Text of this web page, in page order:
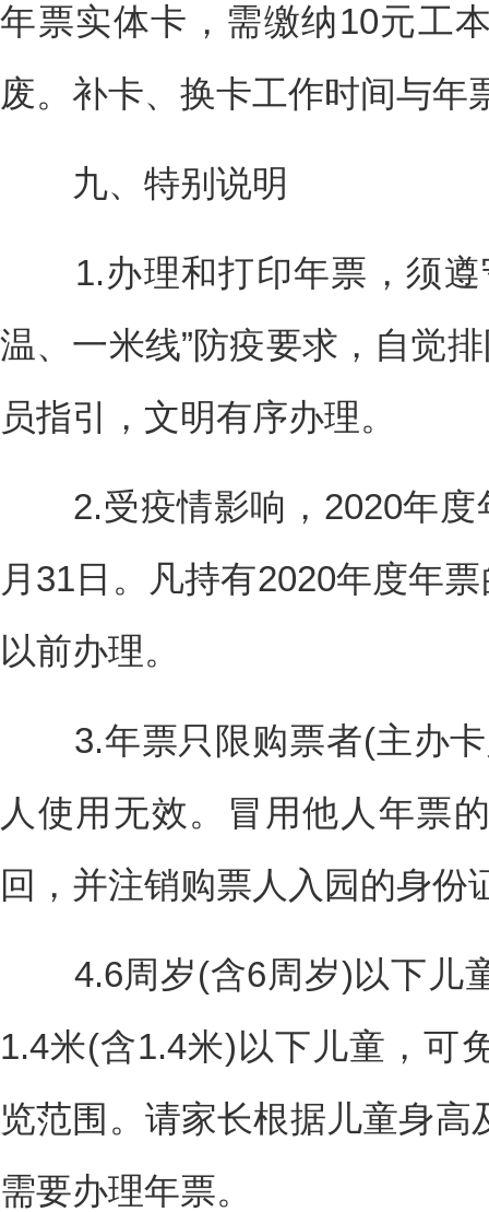
年票实体卡，需缴纳10元工
废。补卡、换卡工作时间与年
九、特别说明
1.办理和打印年票，须遵
温、一米线”防疫要求，自觉
员指引，文明有序办理。
2.受疫情影响，2020年度
月31日。凡持有2020年度年
以前办理。
3.年票只限购票者(主办卡
人使用无效。冒用他人年票
回，并注销购票人入园的身份
4.6周岁(含6周岁)以下儿
1.4米(含1.4米)以下儿童，可
览范围。请家长根据儿童身
需要办理年票。